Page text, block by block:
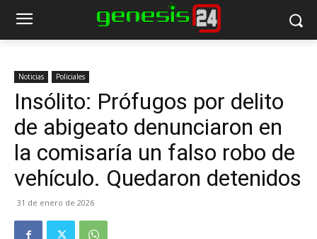
Noticias Policiales
Insólito: Prófugos por delito
de abigeato denunciaron en
la comisaría un falso robo de
vehículo. Quedaron detenidos
31 de enero de 2026